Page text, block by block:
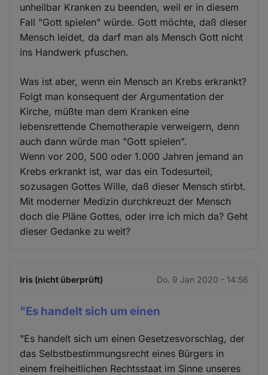
unheilbar Kranken zu beenden, weil er in diesem
Fall "Gott spielen" würde. Gott möchte, daß dieser
Mensch leidet, da darf man als Mensch Gott nicht
ins Handwerk pfuschen.
Was ist aber, wenn ein Mensch an Krebs erkrankt?
Folgt man konsequent der Argumentation der
Kirche, müßte man dem Kranken eine
lebensrettende Chemotherapie verweigern, denn
auch dann würde man "Gott spielen".
Wenn vor 200, 500 oder 1.000 Jahren jemand an
Krebs erkrankt ist, war das ein Todesurteil,
sozusagen Gottes Wille, daß dieser Mensch stirbt.
Mit moderner Medizin durchkreuzt der Mensch
doch die Pläne Gottes, oder irre ich mich da? Geht
dieser Gedanke zu weit?
Iris (nicht überprüft) Do. 9 Jan 2020 - 14:56
"Es handelt sich um einen
"Es handelt sich um einen Gesetzesvorschlag, der
das Selbstbestimmungsrecht eines Bürgers in
einem freiheitlichen Rechtsstaat im Sinne unseres